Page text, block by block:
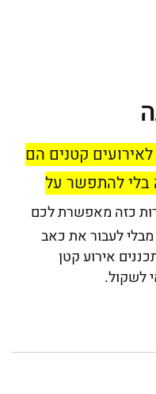
קטנים הם
בלי להתפשר על
כזה מאפשרת לכם
מבלי לעבור את כאב
אירוע קטן
לשקול.